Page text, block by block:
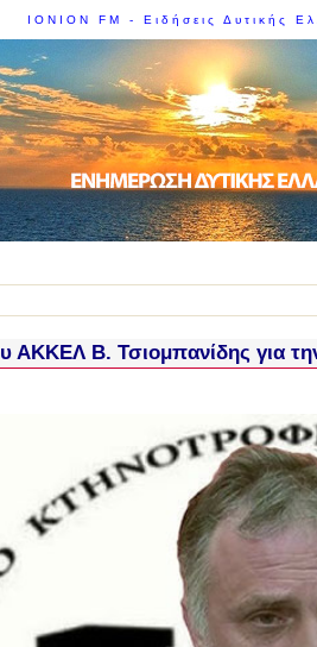
IONION FM - Ειδήσεις Δυτικής
ΑΚΚΕΛ Β. Τσιομπανίδης για